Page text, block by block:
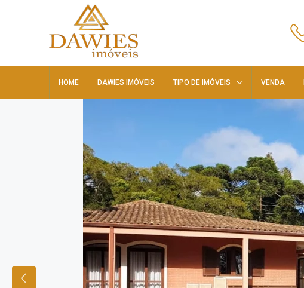
HOME DAWIES IMÓVEIS TIPO DE IMÓVEIS VENDA